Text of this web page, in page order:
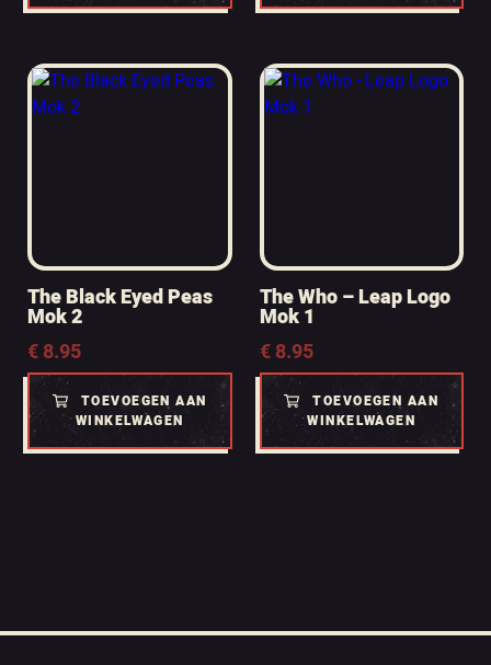
The Black Eyed Peas
Mok 2
€8.95
TOEVOEGEN AAN
WINKELWAGEN
The Who – Leap Logo
Mok 1
€8.95
TOEVOEGEN AAN
WINKELWAGEN